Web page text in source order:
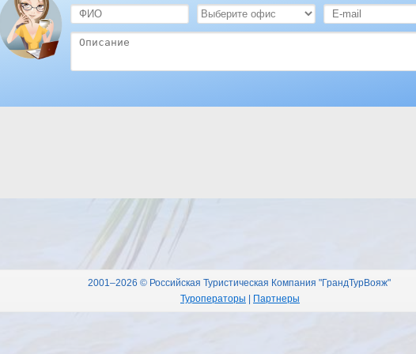
2001–2026 © Российская Туристическая Компания "ГрандТурВояж"
Туроператоры
Партнеры